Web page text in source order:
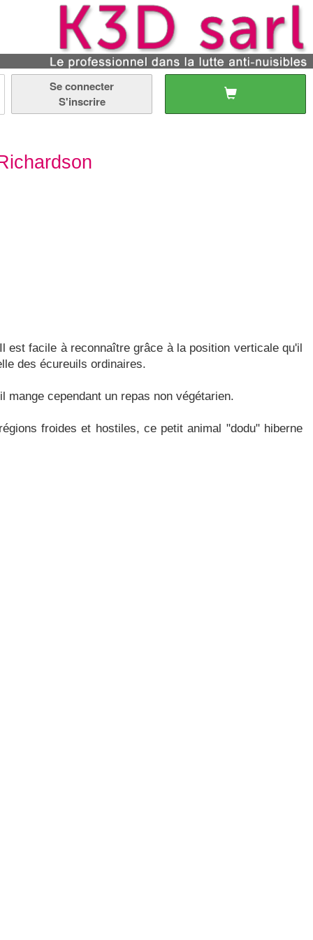
Se connecter
S'inscrire
est facile à reconnaître grâce à la position verticale qu'il
des écureuils ordinaires.
cependant un repas non végétarien.
froides et hostiles, ce petit animal "dodu" hiberne